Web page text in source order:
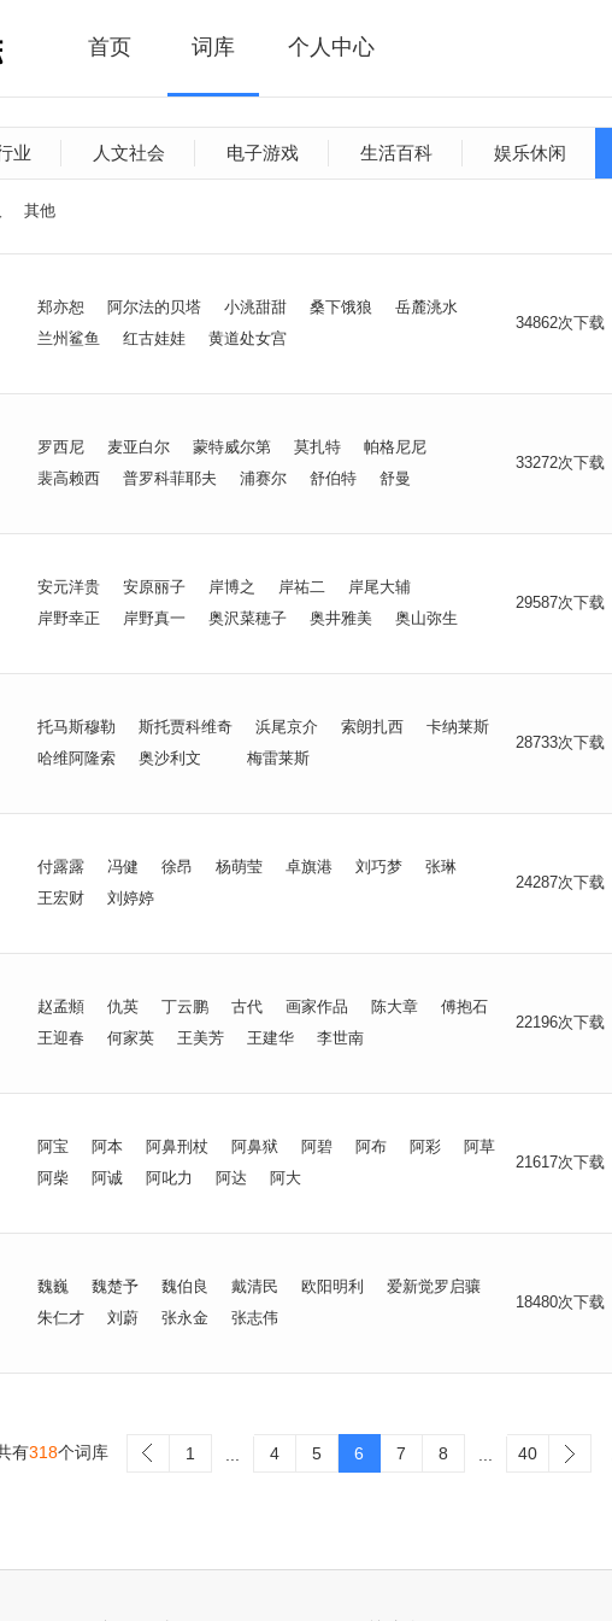
首页 词库 个人中心
业 人文社会 电子游戏 生活百科 娱乐休闲
其他
郑亦恕 阿尔法的贝塔 小洮甜甜 桑下饿狼
岳麓洮水
兰州鲨鱼
红古娃娃 黄道处女宫
34862次下载
罗西尼 麦亚白尔 蒙特威尔第 莫扎特
帕格尼尼
裴高赖西
普罗科菲耶夫 浦赛尔 舒伯特 舒曼
33272次下载
安元洋贵 安原丽子 岸博之 岸祐二
岸尾大辅
岸野幸正
岸野真一 奥沢菜穂子 奥井雅美 奥山弥生
29587次下载
托马斯穆勒 斯托贾科维奇 浜尾京介 索朗扎西
卡纳莱斯
哈维阿隆索
奥沙利文 梅雷莱斯
28733次下载
付露露 冯健 徐昂 杨萌莹 卓旗港 刘巧梦
张琳
王宏财
刘婷婷
24287次下载
赵孟頫 仇英 丁云鹏 古代 画家作品 陈大章
傅抱石
王迎春
何家英 王美芳 王建华 李世南
22196次下载
阿宝 阿本 阿鼻刑杖 阿鼻狱 阿碧 阿布 阿彩
阿草
阿柴
阿诚 阿叱力 阿达 阿大
21617次下载
魏巍 魏楚予 魏伯良 戴清民 欧阳明利
爱新觉罗启骧
朱仁才
刘蔚 张永金 张志伟
18480次下载
有318个词库 1 4 5 6 7 8 40